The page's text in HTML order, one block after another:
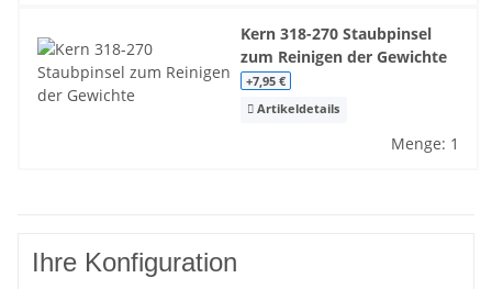
Kern 318-270 Staubpinsel
zum Reinigen der Gewichte
+7,95 €
Artikeldetails
Menge: 1
Ihre Konfiguration